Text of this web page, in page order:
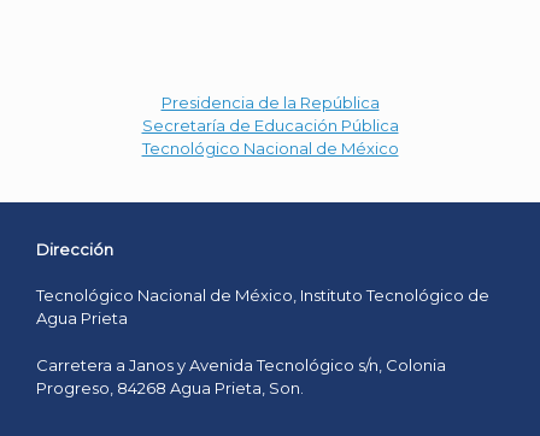
Presidencia de la República
Secretaría de Educación Pública
Tecnológico Nacional de México
Dirección
Tecnológico Nacional de México, Instituto Tecnológico de
Agua Prieta
Carretera a Janos y Avenida Tecnológico s/n, Colonia
Progreso, 84268 Agua Prieta, Son.